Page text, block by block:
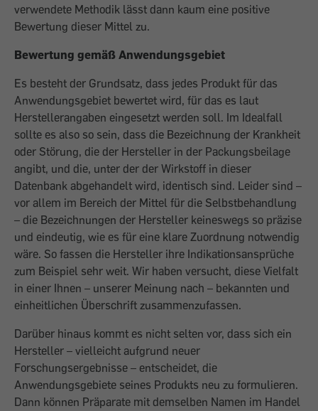
verwendete Methodik lässt dann kaum eine positive
Bewertung dieser Mittel zu.
Bewertung gemäß Anwendungsgebiet
Es besteht der Grundsatz, dass jedes Produkt für das
Anwendungsgebiet bewertet wird, für das es laut
Herstellerangaben eingesetzt werden soll. Im Idealfall
sollte es also so sein, dass die Bezeichnung der Krankheit
oder Störung, die der Hersteller in der Packungsbeilage
angibt, und die, unter der der Wirkstoff in dieser
Datenbank abgehandelt wird, identisch sind. Leider sind –
vor allem im Bereich der Mittel für die Selbstbehandlung
– die Bezeichnungen der Hersteller keineswegs so präzise
und eindeutig, wie es für eine klare Zuordnung notwendig
wäre. So fassen die Hersteller ihre Indikationsansprüche
zum Beispiel sehr weit. Wir haben versucht, diese Vielfalt
in einer Ihnen – unserer Meinung nach – bekannten und
einheitlichen Überschrift zusammenzufassen.
Darüber hinaus kommt es nicht selten vor, dass sich ein
Hersteller – vielleicht aufgrund neuer
Forschungsergebnisse – entscheidet, die
Anwendungsgebiete seines Produkts neu zu formulieren.
Dann können Präparate mit demselben Namen im Handel